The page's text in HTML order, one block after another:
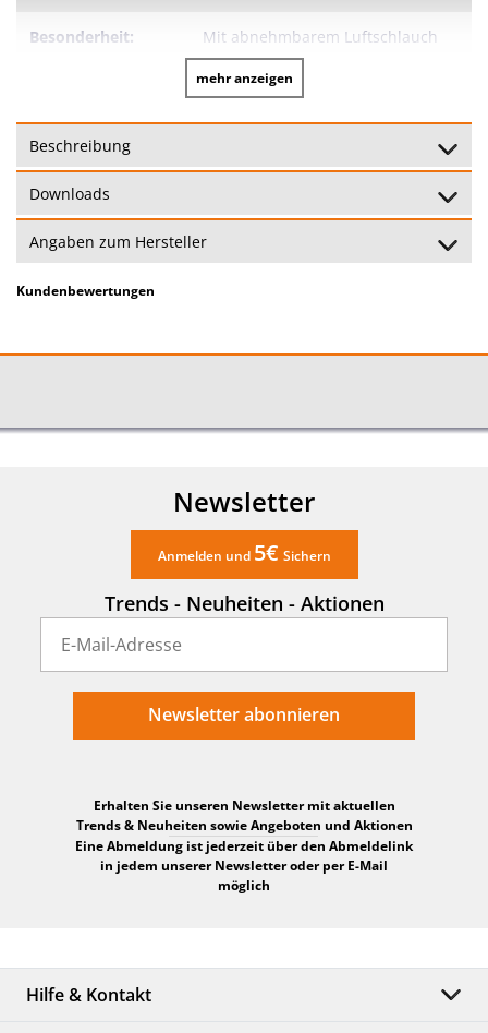
Besonderheit: Mit abnehmbarem Luftschlauch
Automatische Abschaltung bei
Leistung:
Überhitzungschutz:
Heizstufen:
Garantie: 24 Monate(Garantiebedingungen)
mehr anzeigen
Beschreibung
Downloads
Angaben zum Hersteller
Kundenbewertungen
Newsletter
Anmelden und 5€ Sichern
Trends - Neuheiten - Aktionen
Newsletter abonnieren
Erhalten Sie unseren Newsletter mit aktuellen
Trends & Neuheiten sowie Angeboten und Aktionen
Eine Abmeldung ist jederzeit über den Abmeldelink
in jedem unserer Newsletter oder per E-Mail
möglich
Hilfe & Kontakt